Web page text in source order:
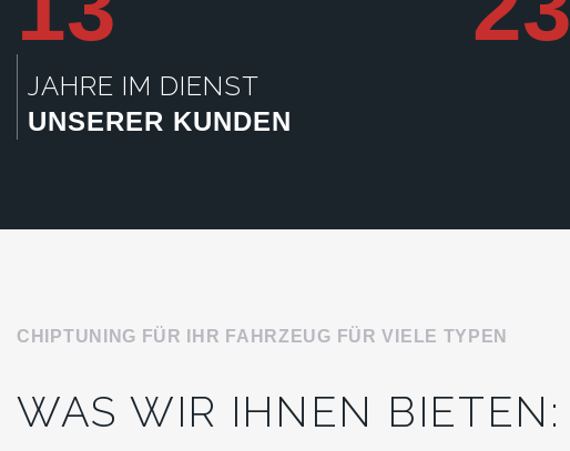
JAHRE IM DIENST
UNSERER KUNDEN
CHIPTUNING FÜR IHR FAHRZEUG FÜR VIELE TYPEN
WAS WIR IHNEN BIETEN: